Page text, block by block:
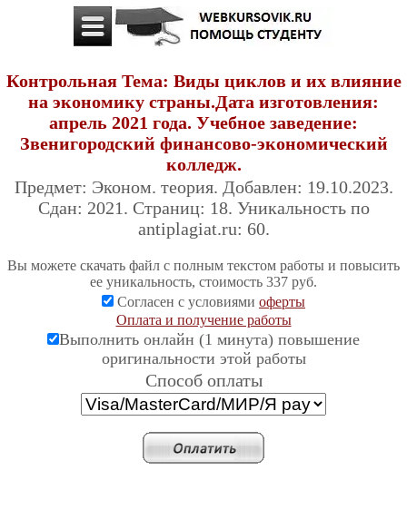
Контрольная Тема: Виды циклов и их влияние
на экономику страны.Дата изготовления:
апрель 2021 года. Учебное заведение:
Звенигородский финансово-экономический
колледж.
Предмет: Эконом. теория. Добавлен: 19.10.2023.
Сдан: 2021. Страниц: 18. Уникальность по
antiplagiat.ru: 60.
Вы можете скачать файл с полным текстом работы и повысить
ее уникальность, стоимость 337 руб.
Согласен с условиями оферты
Оплата и получение работы
Выполнить онлайн (1 минута) повышение
оригинальности этой работы
Cпособ оплаты